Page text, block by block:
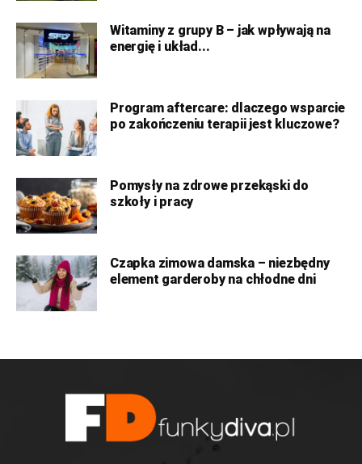
Witaminy z grupy B – jak wpływają na
energię i układ...
Program aftercare: dlaczego wsparcie
po zakończeniu terapii jest kluczowe?
Pomysły na zdrowe przekąski do
szkoły i pracy
Czapka zimowa damska – niezbędny
element garderoby na chłodne dni